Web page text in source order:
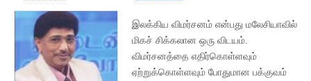
இலக்கிய விமர்சனம் என்பது மலேசியாவில்
மிகச் சிக்கலான ஒரு விடயம்.
விமர்சனத்தை எதிர்கொள்ளவும்
ஏற்றுக்கொள்ளவும் போதுமான பக்குவம்